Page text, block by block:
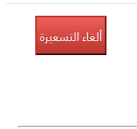
ألغاء التسعيرة